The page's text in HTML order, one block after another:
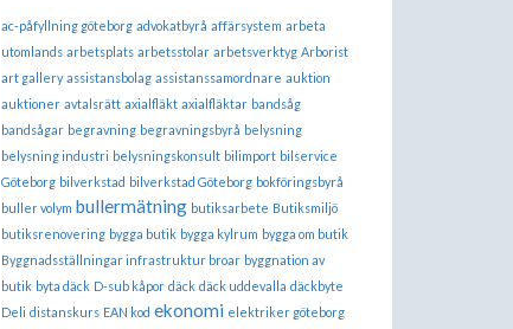
ac-påfyllning göteborg advokatbyrå affärsystem arbeta
utomlands arbetsplats arbetsstolar arbetsverktyg Arborist
art gallery assistansbolag assistanssamordnare auktion
auktioner avtalsrätt axialfläkt axialfläktar bandsåg
bandsågar begravning begravningsbyrå belysning
belysning industri belysningskonsult bilimport bilservice
Göteborg bilverkstad bilverkstad Göteborg bokföringsbyrå
buller volym bullermätning butiksarbete Butiksmiljö
butiksrenovering bygga butik bygga kylrum bygga om butik
Byggnadsställningar infrastruktur broar byggnation av
butik byta däck D-sub kåpor däck däck uddevalla däckbyte
Deli distanskurs EAN kod ekonomi elektriker göteborg